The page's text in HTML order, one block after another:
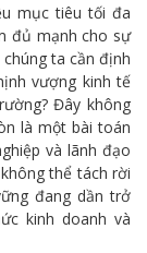
mục tiêu tối đa
đủ mạnh cho sự
ta cần định
vượng kinh tế
Đây không
là một bài toán
và lãnh đạo
thể tách rời
đang dần trở
kinh doanh và